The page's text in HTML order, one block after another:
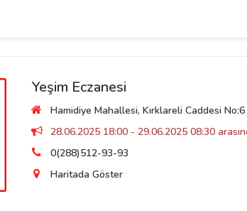
Yeşim Eczanesi
Hamidiye Mahallesi, Kırklareli Caddesi
28.06.2025 18:00 - 29.06.2025 08:30
0(288)512-93-93
Haritada Göster